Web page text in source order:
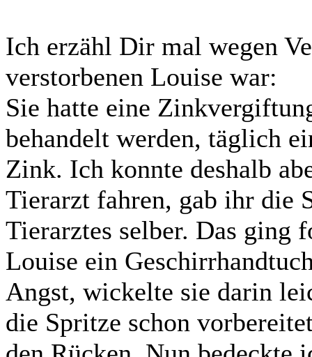
Ich erzähl Dir mal wegen
verstorbenen Louise war:
Sie hatte eine
behandelt werden, täglich
Zink. Ich konnte deshalb
Tierarzt fahren, gab ihr die
Tierarztes selber. Das ging
Louise ein
Angst, wickelte sie darin
die Spritze schon